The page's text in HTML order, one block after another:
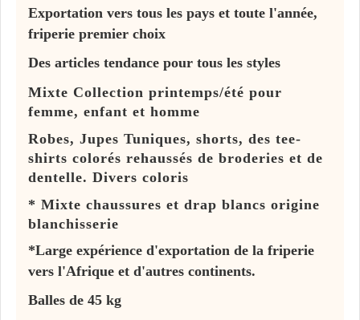
Exportation vers tous les pays et toute l'année,
friperie premier choix
Des articles tendance pour tous les styles
Mixte Collection printemps/été pour
femme, enfant et homme
Robes, Jupes Tuniques, shorts, des tee-
shirts colorés rehaussés de broderies et de
dentelle. Divers coloris
* Mixte chaussures et drap blancs origine
blanchisserie
*Large expérience d'exportation de la friperie
vers l'Afrique et d'autres continents.
Balles de 45 kg